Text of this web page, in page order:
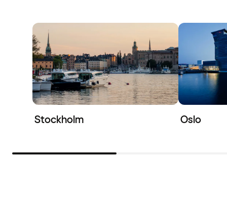
Stockholm Oslo